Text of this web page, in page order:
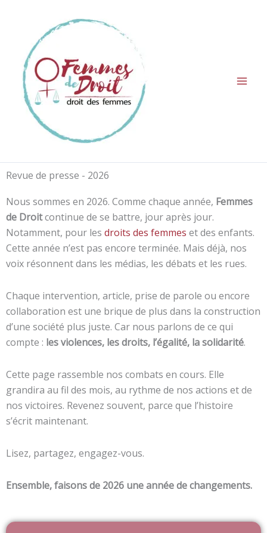
Revue de presse - 2026
Nous sommes en 2026. Comme chaque année, Femmes
de Droitcontinue de se battre, jour après jour.
Notamment, pour les droits des femmes et des enfants.
Cette année n’est pas encore terminée. Mais déjà, nos
voix résonnent dans les médias, les débats et les rues.
Chaque intervention, article, prise de parole ou encore
collaboration est une brique de plus dans la construction
d’une société plus juste. Car nous parlons de ce qui
compte : les violences, les droits, l’égalité, la solidarité.
Cette page rassemble nos combats en cours. Elle
grandira au fil des mois, au rythme de nos actions et de
nos victoires. Revenez souvent, parce que l’histoire
s’écrit maintenant.
Lisez, partagez, engagez-vous.
Ensemble, faisons de 2026 une année de changements.